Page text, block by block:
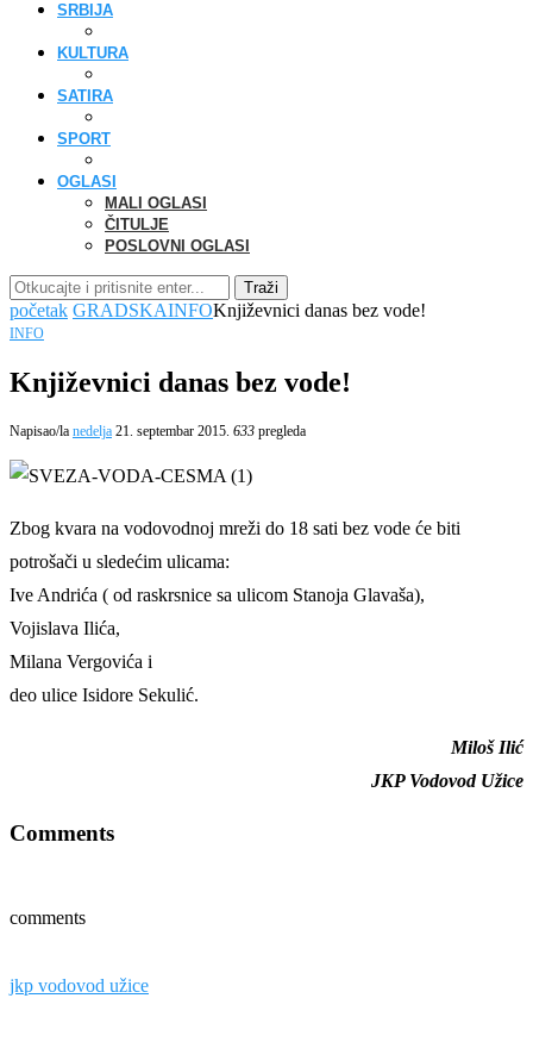
SRBIJA
KULTURA
SATIRA
SPORT
OGLASI
MALI OGLASI
ČITULJE
POSLOVNI OGLASI
Traži
početak GRADSKAINFOKnjiževnici danas bez vode!
INFO
Književnici danas bez vode!
Napisao/la nedelja 21. septembar 2015. 633 pregleda
Zbog kvara na vodovodnoj mreži do 18 sati bez vode će biti
potrošači u sledećim ulicama:
Ive Andrića ( od raskrsnice sa ulicom Stanoja Glavaša),
Vojislava Ilića,
Milana Vergovića i
deo ulice Isidore Sekulić.
Miloš Ilić
JKP Vodovod Užice
Comments
comments
jkp vodovod užice